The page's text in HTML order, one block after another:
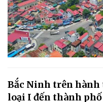
Bắc Ninh trên
loại I đến thành